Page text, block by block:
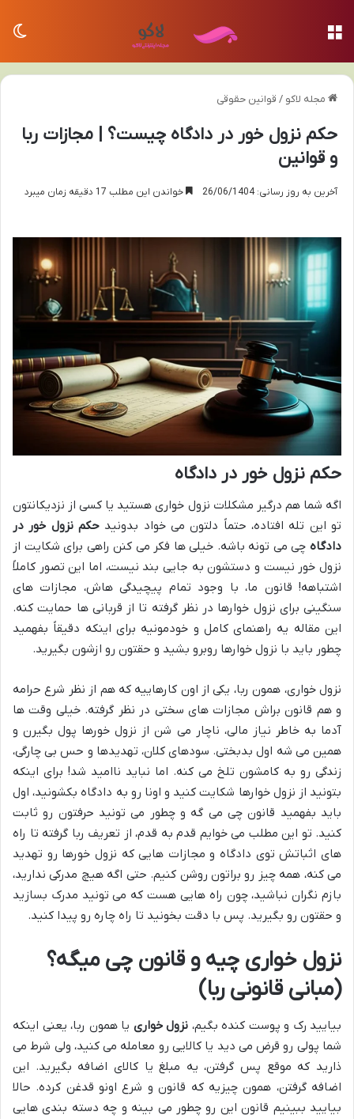
مجله لاکو / قوانین حقوقی
حکم نزول خور در دادگاه چیست؟ | مجازات ربا
و قوانین
آخرین به روز رسانی: 26/06/1404 خواندن این مطلب 17 دقیقه زمان میبرد
حکم نزول خور در دادگاه
اگه شما هم درگیر مشکلات نزول خواری هستید یا کسی از نزدیکانتون
تو این تله افتاده، حتماً دلتون می خواد بدونید حکم نزول خور در
دادگاه چی می تونه باشه. خیلی ها فکر می کنن راهی برای شکایت از
نزول خور نیست و دستشون به جایی بند نیست، اما این تصور کاملاً
اشتباهه! قانون ما، با وجود تمام پیچیدگی هاش، مجازات های
سنگینی برای نزول خوارها در نظر گرفته تا از قربانی ها حمایت کنه.
این مقاله یه راهنمای کامل و خودمونیه برای اینکه دقیقاً بفهمید
چطور باید با نزول خوارها روبرو بشید و حقتون رو ازشون بگیرید.
نزول خواری، همون ربا، یکی از اون کارهاییه که هم از نظر شرع حرامه
و هم قانون براش مجازات های سختی در نظر گرفته. خیلی وقت ها
آدما به خاطر نیاز مالی، ناچار می شن از نزول خورها پول بگیرن و
همین می شه اول بدبختی. سودهای کلان، تهدیدها و حس بی چارگی،
زندگی رو به کامشون تلخ می کنه. اما نباید ناامید شد! برای اینکه
بتونید از نزول خوارها شکایت کنید و اونا رو به دادگاه بکشونید، اول
باید بفهمید قانون چی می گه و چطور می تونید حرفتون رو ثابت
کنید. تو این مطلب می خوایم قدم به قدم، از تعریف ربا گرفته تا راه
های اثباتش توی دادگاه و مجازات هایی که نزول خورها رو تهدید
می کنه، همه چیز رو براتون روشن کنیم. حتی اگه هیچ مدرکی ندارید،
بازم نگران نباشید، چون راه هایی هست که می تونید مدرک بسازید
و حقتون رو بگیرید. پس با دقت بخونید تا راه چاره رو پیدا کنید.
نزول خواری چیه و قانون چی میگه؟
(مبانی قانونی ربا)
بیایید رک و پوست کنده بگیم، نزول خواری یا همون ربا، یعنی اینکه
شما پولی رو قرض می دید یا کالایی رو معامله می کنید، ولی شرط می
ذارید که موقع پس گرفتن، یه مبلغ یا کالای اضافه بگیرید. این
اضافه گرفتن، همون چیزیه که قانون و شرع اونو قدغن کرده. حالا
بیایید ببینیم قانون این رو چطور می بینه و چه دسته بندی هایی